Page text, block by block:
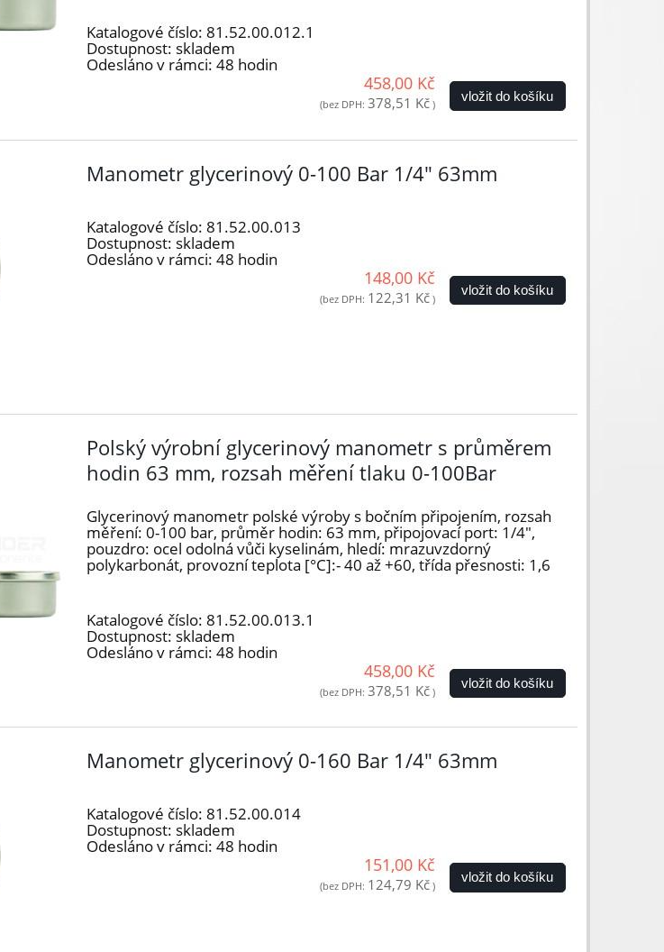
Katalogové číslo: 81.52.00.012.1
Dostupnost: skladem
Odesláno v rámci: 48 hodin
458,00 Kč
(bez DPH: 378,51 Kč)
vložit do košíku
Manometr glycerinový 0-100 Bar 1/4" 63mm
Katalogové číslo: 81.52.00.013
Dostupnost: skladem
Odesláno v rámci: 48 hodin
148,00 Kč
(bez DPH: 122,31 Kč)
vložit do košíku
Polský výrobní glycerinový manometr s průměrem
hodin 63 mm, rozsah měření tlaku 0-100Bar
Glycerinový manometr polské výroby s bočním připojením, rozsah
měření: 0-100 bar, průměr hodin: 63 mm, připojovací port: 1/4",
pouzdro: ocel odolná vůči kyselinám, hledí: mrazuvzdorný
polykarbonát, provozní teplota [°C]:- 40 až +60, třída přesnosti: 1,6
Katalogové číslo: 81.52.00.013.1
Dostupnost: skladem
Odesláno v rámci: 48 hodin
458,00 Kč
(bez DPH: 378,51 Kč)
vložit do košíku
Manometr glycerinový 0-160 Bar 1/4" 63mm
Katalogové číslo: 81.52.00.014
Dostupnost: skladem
Odesláno v rámci: 48 hodin
151,00 Kč
(bez DPH: 124,79 Kč)
vložit do košíku